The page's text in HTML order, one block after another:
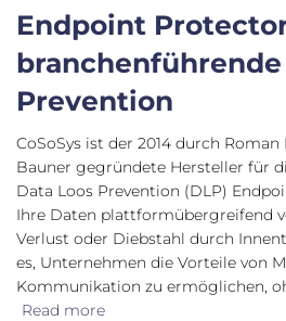
Endpoint
branchenführende
Prevention
CoSoSys ist der 2014 durch
Bauner gegründete Hersteller für
Data Loos Prevention (DLP)
Ihre Daten plattformübergreifend
Verlust oder Diebstahl durch
es, Unternehmen die Vorteile von
Kommunikation zu ermöglichen,
Read more